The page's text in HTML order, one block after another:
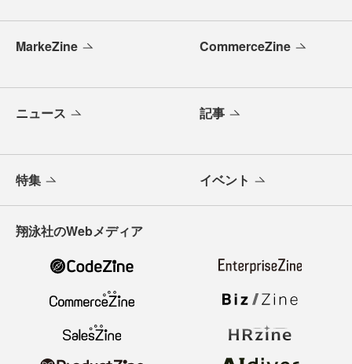
MarkeZine CommerceZine
ニュース 記事
特集 イベント
翔泳社のWebメディア